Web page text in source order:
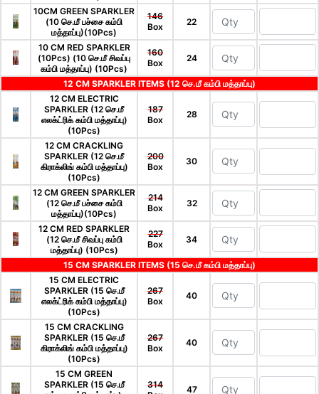
10CM GREEN SPARKLER
(10 செ.மீ பச்சை கம்பி
மத்தாப்பு)(10Pcs)
146
Box
22
10 CM RED SPARKLER
(10Pcs) (10 செ.மீ சிவப்பு
கம்பி மத்தாப்பு) (10Pcs)
160
Box
24
12 CM SPARKLER ITEMS (12 செ.மீ கம்பி மத்தாப்பு)
12 CM ELECTRIC
SPARKLER (12 செ.மீ
எலக்ட்ரிக் கம்பி மத்தாப்பு)
(10Pcs)
187
Box
28
12 CM CRACKLING
SPARKLER (12 செ.மீ
கிராக்லிங் கம்பி மத்தாப்பு)
(10Pcs)
200
Box
30
12 CM GREEN SPARKLER
(12 செ.மீ பச்சை கம்பி
மத்தாப்பு)(10Pcs)
214
Box
32
12 CM RED SPARKLER
(12 செ.மீ சிவப்பு கம்பி
மத்தாப்பு) (10Pcs)
227
Box
34
15 CM SPARKLER ITEMS (15 செ.மீ கம்பி மத்தாப்பு)
15 CM ELECTRIC
SPARKLER (15 செ.மீ
எலக்ட்ரிக் கம்பி மத்தாப்பு)
(10Pcs)
267
Box
40
15 CM CRACKLING
SPARKLER (15 செ.மீ
கிராக்லிங் கம்பி மத்தாப்பு)
(10Pcs)
267
Box
40
15 CM GREEN
SPARKLER (15 செ.மீ
314
47